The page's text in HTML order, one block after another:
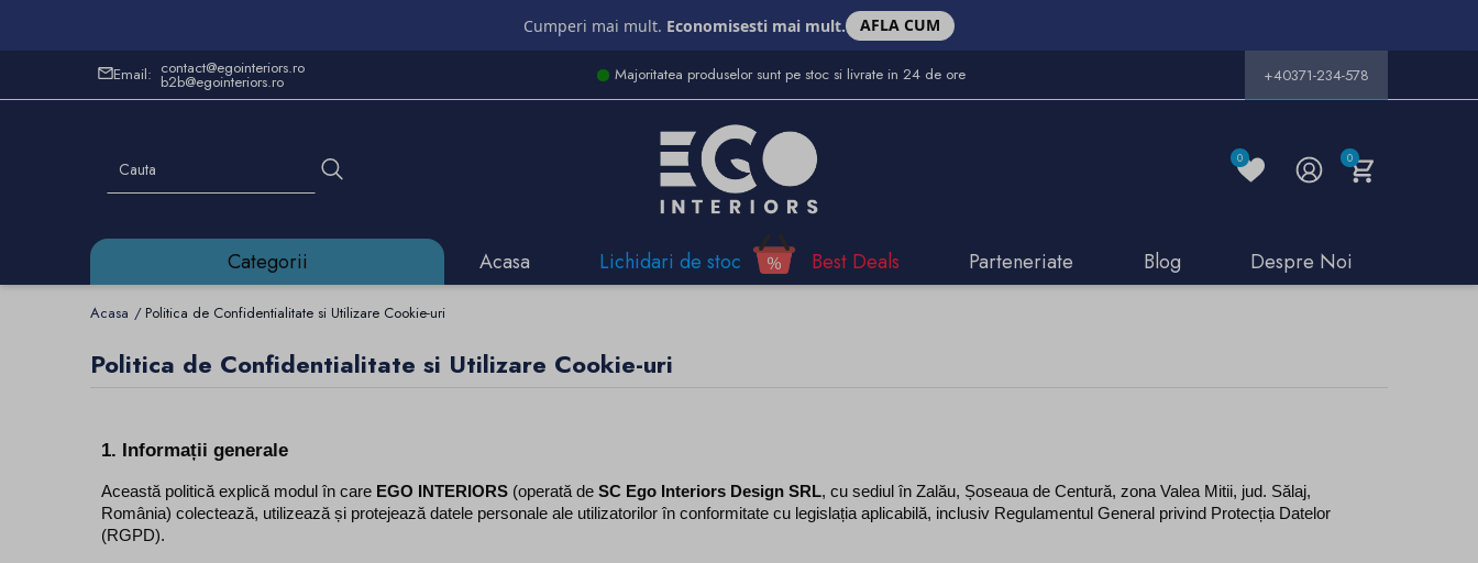
Cumperi mai mult. Economisesti mai mult. AFLA CUM
Email: contact@egointeriors.ro
b2b@egointeriors.ro Majoritatea produselor sunt pe stoc si livrate in 24 de ore +40371-234-578
0 0
Categorii Acasa Lichidari de stoc Best Deals Parteneriate Blog Despre Noi
Acasa Politica de Confidentialitate si Utilizare Cookie-uri
Politica de Confidentialitate si Utilizare Cookie-uri
1. Informații generale
Această politică explică modul în care EGO INTERIORS (operată de SC Ego Interiors Design SRL, cu sediul în Zalău, Șoseaua de Centură, zona Valea Mitii, jud. Sălaj,
România) colectează, utilizează și protejează datele personale ale utilizatorilor în conformitate cu legislația aplicabilă, inclusiv Regulamentul General privind Protecția Datelor
(RGPD).